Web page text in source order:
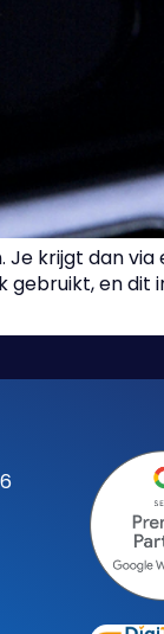
Je krijgt dan
gebruikt, en dit